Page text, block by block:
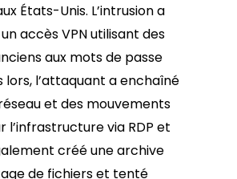
États-Unis. L’intrusion a
accès VPN utilisant des
aux mots de passe
lors, l’attaquant a enchaîné
et des mouvements
l’infrastructure via RDP et
créé une archive
de fichiers et tenté